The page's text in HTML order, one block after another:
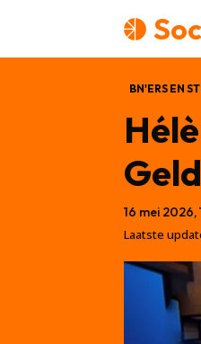
BN'ERS EN
16 mei 2026,
Laatste